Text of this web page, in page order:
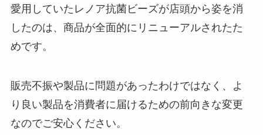
愛用していたレノア抗菌ビーズが店頭から姿を消
したのは、商品が全面的にリニューアルされたた
めです。
販売不振や製品に問題があったわけではなく、よ
り良い製品を消費者に届けるための前向きな変更
なのでご安心ください。